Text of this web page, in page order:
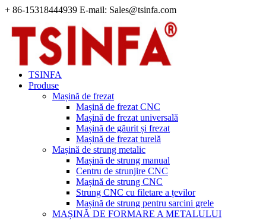
+ 86-15318444939 E-mail: Sales@tsinfa.com
TSINFA
Produse
Mașină de frezat
Mașină de frezat CNC
Mașină de frezat universală
Mașină de găurit și frezat
Mașină de frezat turelă
Mașină de strung metalic
Mașină de strung manual
Centru de strunjire CNC
Mașină de strung CNC
Strung CNC cu filetare a țevilor
Mașină de strung pentru sarcini grele
MAȘINĂ DE FORMARE A METALULUI